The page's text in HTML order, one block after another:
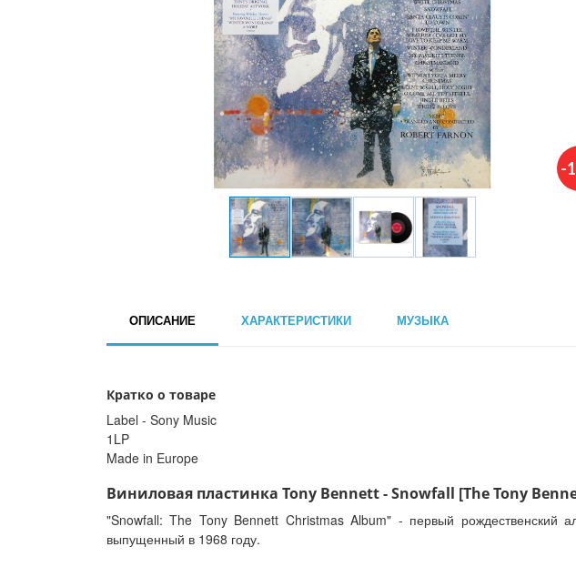
-
ОПИСАНИЕ ХАРАКТЕРИСТИКИ МУЗЫКА
Кратко о товаре
Label - Sony Music
1LP
Made in Europe
Виниловая пластинка Tony Bennett - Snowfall [The Tony
"Snowfall: The Tony Bennett Christmas Album" - первый рождественский
выпущенный в 1968 году.